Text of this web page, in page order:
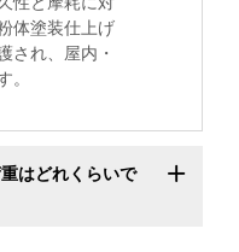
体塗装仕上げ
され、屋内・
はどれくらいで